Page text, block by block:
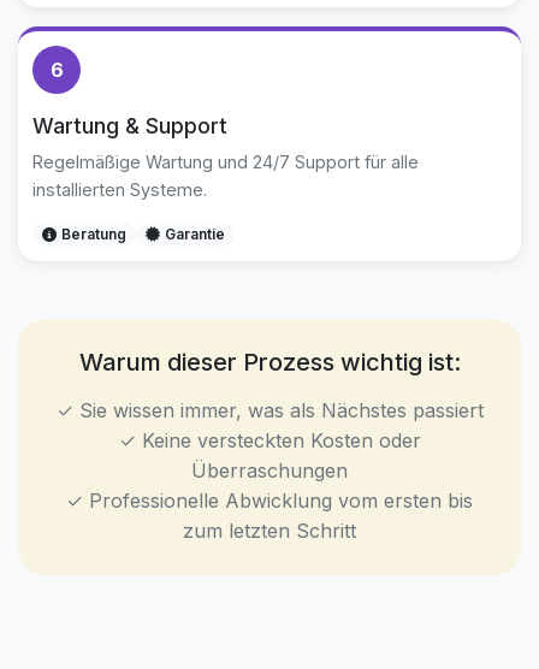
6
Wartung & Support
Regelmäßige Wartung und 24/7 Support für alle
installierten Systeme.
Beratung Garantie
Warum dieser Prozess wichtig ist:
✓ Sie wissen immer, was als Nächstes passiert
✓ Keine versteckten Kosten oder
Überraschungen
✓ Professionelle Abwicklung vom ersten bis
zum letzten Schritt